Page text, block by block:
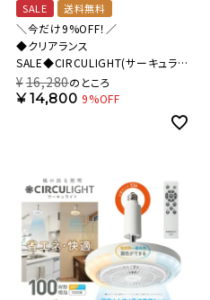
SALE 送料無料
＼今だけ9%OFF！／
◆クリアランス
SALE◆CIRCULIGHT(サーキュライ
ト) メガRシリーズ 回転機能 E26モ
デル DSLS10RCWH 【SH】
¥16,280のところ
¥14,800 9%OFF